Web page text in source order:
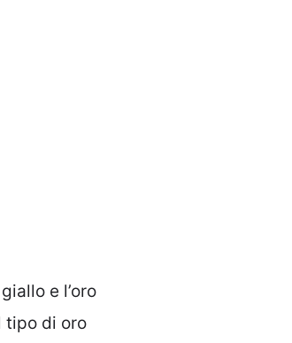
e l’oro
tipo di oro